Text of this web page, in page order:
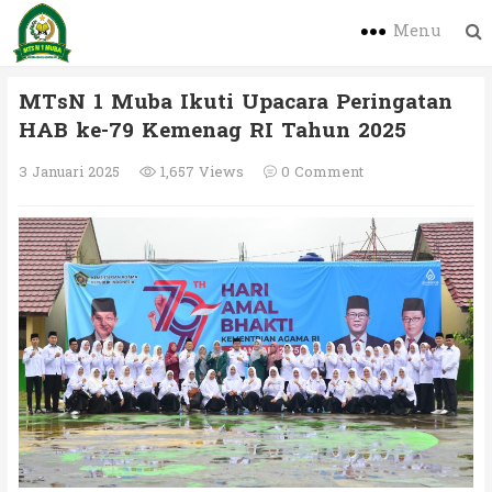
Menu
MTsN 1 Muba Ikuti Upacara Peringatan
HAB ke-79 Kemenag RI Tahun 2025
3 Januari 2025 1,657 Views 0 Comment